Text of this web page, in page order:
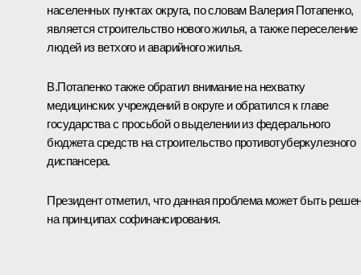
населенных пунктах округа, по словам Валерия Потапенко,
является строительство нового жилья, а также переселение
людей из ветхого и аварийного жилья.
В.Потапенко также обратил внимание на нехватку
медицинских учреждений в округе и обратился к главе
государства с просьбой о выделении из федерального
бюджета средств на строительство противотуберкулезного
диспансера.
Президент отметил, что данная проблема может быть
на принципах софинансирования.